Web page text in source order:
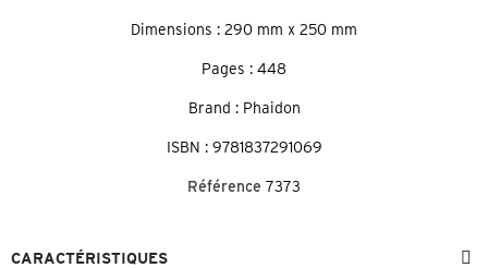
Dimensions : 290 mm x 250 mm
Pages : 448
Brand : Phaidon
ISBN : 9781837291069
Référence 7373
CARACTÉRISTIQUES